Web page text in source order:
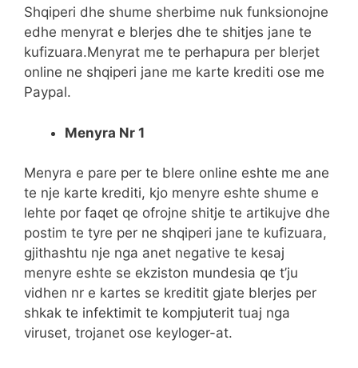
Shqiperi dhe shume sherbime nuk funksionojne
edhe menyrat e blerjes dhe te shitjes jane te
kufizuara.Menyrat me te perhapura per blerjet
online ne shqiperi jane me karte krediti ose me
Paypal.
Menyra Nr 1
Menyra e pare per te blere online eshte me ane
te nje karte krediti, kjo menyre eshte shume e
lehte por faqet qe ofrojne shitje te artikujve dhe
postim te tyre per ne shqiperi jane te kufizuara,
gjithashtu nje nga anet negative te kesaj
menyre eshte se ekziston mundesia qe t’ju
vidhen nr e kartes se kreditit gjate blerjes per
shkak te infektimit te kompjuterit tuaj nga
viruset, trojanet ose keyloger-at.